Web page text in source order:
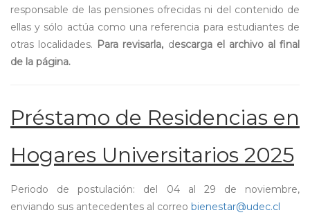
responsable de las pensiones ofrecidas ni del contenido de
ellas y sólo actúa como una referencia para estudiantes de
otras localidades. Para revisarla, descarga el archivo al final
de la página.
Préstamo de Residencias en
Hogares Universitarios 2025
Periodo de postulación: del 04 al 29 de noviembre,
enviando sus antecedentes al correo bienestar@udec.cl